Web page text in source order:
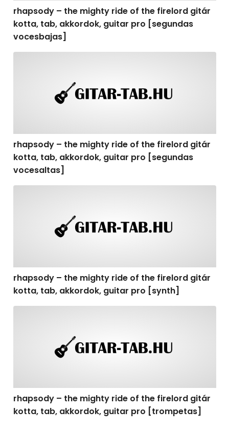
rhapsody – the mighty ride of the firelord gitár
kotta, tab, akkordok, guitar pro [segundas
vocesbajas]
rhapsody – the mighty ride of the firelord gitár
kotta, tab, akkordok, guitar pro [segundas
vocesaltas]
rhapsody – the mighty ride of the firelord gitár
kotta, tab, akkordok, guitar pro [synth]
rhapsody – the mighty ride of the firelord gitár
kotta, tab, akkordok, guitar pro [trompetas]